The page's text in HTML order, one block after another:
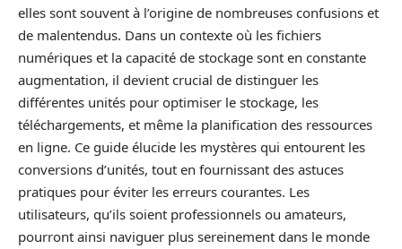
elles sont souvent à l’origine de nombreuses confusions et
de malentendus. Dans un contexte où les fichiers
numériques et la capacité de stockage sont en constante
augmentation, il devient crucial de distinguer les
différentes unités pour optimiser le stockage, les
téléchargements, et même la planification des ressources
en ligne. Ce guide élucide les mystères qui entourent les
conversions d’unités, tout en fournissant des astuces
pratiques pour éviter les erreurs courantes. Les
utilisateurs, qu’ils soient professionnels ou amateurs,
pourront ainsi naviguer plus sereinement dans le monde